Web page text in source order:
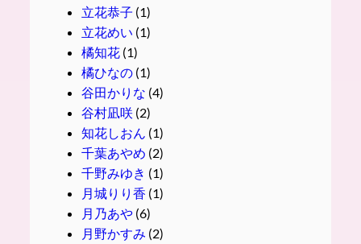
立花恭子 (1)
立花めい (1)
橘知花(1)
橘ひなの(1)
谷田かりな (4)
谷村凪咲(2)
知花しおん (1)
千葉あやめ (2)
千野みゆき (1)
月城りり香 (1)
月乃あや(6)
月野かすみ (2)